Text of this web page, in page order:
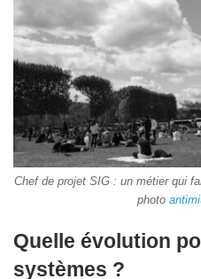
Chef de projet SIG : un métier qui
photo
Quelle évolution
systèmes ?